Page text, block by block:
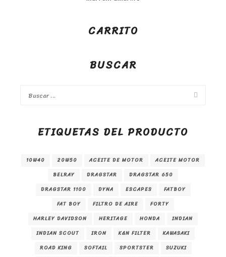
CARRITO
BUSCAR
ETIQUETAS DEL PRODUCTO
10W40 20W50 ACEITE DE MOTOR
ACEITE MOTOR
BELRAY
DRAGSTAR
DRAGSTAR 650
DRAGSTAR 1100
DYNA ESCAPES
FATBOY
FAT BOY
FILTRO DE AIRE
FORTY
HARLEY DAVIDSON
HERITAGE HONDA
INDIAN
INDIAN SCOUT
IRON K&N FILTER
KAWASAKI
ROAD KING
SOFTAIL SPORTSTER
SUZUKI